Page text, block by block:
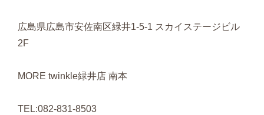
広島県広島市安佐南区緑井1-5-1 スカイステージビル
2F
MORE twinkle緑井店 南本
TEL:082-831-8503